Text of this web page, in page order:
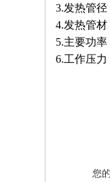
3.发热管
4.发热管材
5.主要功
6.工作压力
您